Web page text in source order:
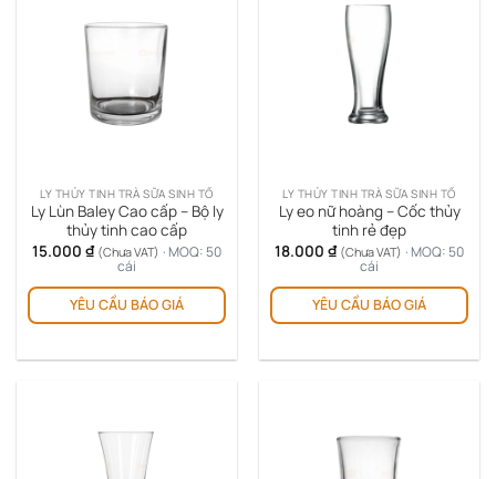
LY THỦY TINH TRÀ SỮA SINH TỐ
Ly Lùn Baley Cao cấp – Bộ ly
thủy tinh cao cấp
15.000 ₫ (Chưa VAT) · MOQ: 50
cái
YÊU CẦU BÁO GIÁ
LY THỦY TINH TRÀ SỮA SINH TỐ
Ly eo nữ hoàng – Cốc thủy
tinh rẻ đẹp
18.000 ₫ (Chưa VAT) · MOQ: 50
cái
YÊU CẦU BÁO GIÁ